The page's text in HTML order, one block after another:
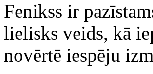
Fenikss ir
lielisks veids, kā
novērtē iespēju